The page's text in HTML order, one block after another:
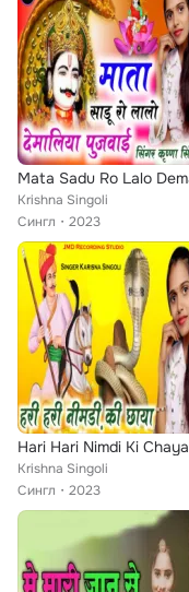
Krishna Singoli
Сингл
2023
Hari Hari Nimdi Ki Chaya
Krishna Singoli
Сингл
2023